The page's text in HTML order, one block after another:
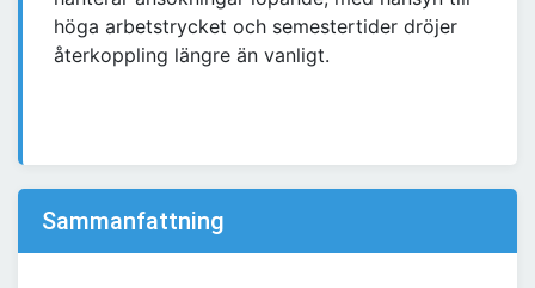
höga arbetstrycket och semestertider dröjer
återkoppling längre än vanligt.
Sammanfattning